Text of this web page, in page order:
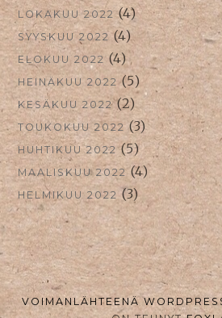
LOKAKUU 2022(4)
SYYSKUU 2022(4)
ELOKUU 2022 (4)
HEINÄKUU 2022 (5)
KESÄKUU 2022(2)
TOUKOKUU 2022 (3)
HUHTIKUU 2022(5)
MAALISKUU 2022(4)
HELMIKUU 2022 (3)
VOIMANLÄHTEENÄ